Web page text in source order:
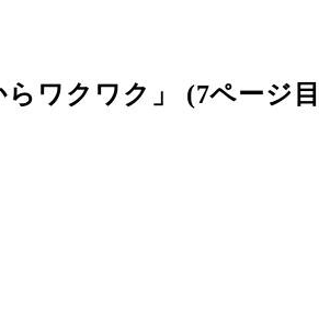
らワクワク」 (7ページ